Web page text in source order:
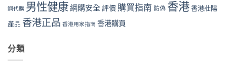
鋼代購 男性健康網購安全評價 購買指南 防偽 香港香港壯陽
產品 香港正品 香港用家指南 香港購買
分類